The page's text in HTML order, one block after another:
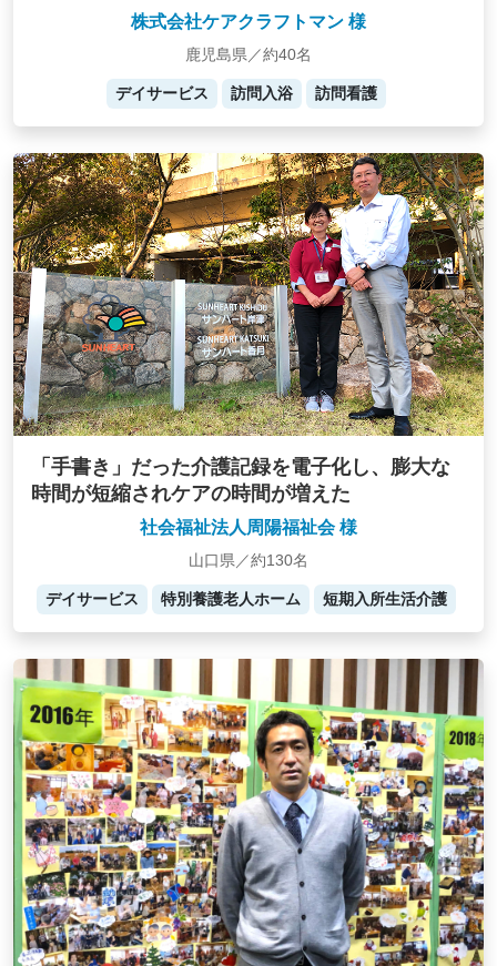
株式会社ケアクラフトマン 様
鹿児島県／約40名
デイサービス 訪問入浴 訪問看護
「手書き」だった介護記録を電子化し、膨大な
時間が短縮されケアの時間が増えた
社会福祉法人周陽福祉会 様
山口県／約130名
デイサービス 特別養護老人ホーム 短期入所生活介護